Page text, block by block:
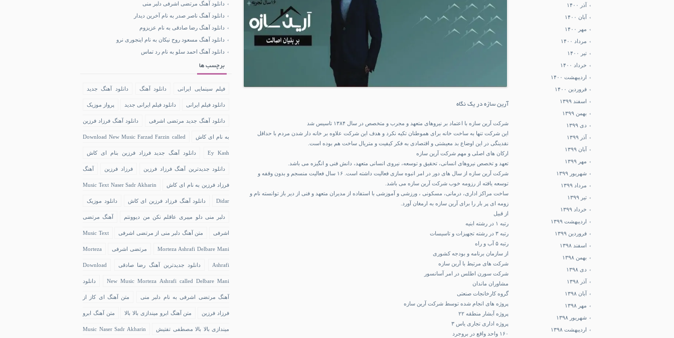
آرین سازه در یک نگاه
شرکت آرین سازه با اعتماد بر نیروهای متعهد و مجرب و متخصص در سال ۱۳۸۴ تاسیس شد
این شرکت تنها به ساخت خانه برای هموطنان تکیه نکرد و هدف این شرکت علاوه بر خانه دار شدن مردم با حداقل
نقدینگی در این اوضاع بد معیشتی و اقتصادی به فکر کیفیت و متریال ساخت هم بوده است.
ارکان های اصلی و مهم شرکت آرین سازه
تعهد و تخصص نیروهای انسانی، تحقیق و توسعه، نیروی انسانی متعهد، دانش فنی و انگیزه می باشد.
شرکت آرین سازه از سال های دور در امر انبوه سازی فعالیت داشته است. ۱۶ سال فعالیت منسجم و بدون وقفه و
توسعه یافته از رزومه خوب شرکت آرین سازه می باشد.
ساخت مراکز اداری، درمانی، مسکونی ، ورزشی و آموزشی با استفاده از مدیران متعهد و فنی از دیر باز توانسته نام و
زومه ای پر بار را برای آرین سازه به ارمغان آورد.
از قبیل
رتبه ۱ در رشته ابنیه
رتبه ۳ در رشته تجهیزات و تاسیسات
رتبه ۵ آب و راه
از سازمان برنامه و بودجه کشوری
شرکت های مرتبط با آرین سازه
شرکت سورن اطلس در امر آسانسور
مشاوران ماندان
گروه کارخانجات صنعتی
پروژه های انجام شده توسط شرکت آرین سازه
پروژه آبشار منطقه ۲۲
پروژه اداری تجاری یاس ۳
۱۶۰ واحد واقع در بروجرد
آذر ۱۴۰۰
آبان ۱۴۰۰
مهر ۱۴۰۰
مرداد ۱۴۰۰
تیر ۱۴۰۰
خرداد ۱۴۰۰
اردیبهشت ۱۴۰۰
فروردین ۱۴۰۰
اسفند ۱۳۹۹
بهمن ۱۳۹۹
دی ۱۳۹۹
آذر ۱۳۹۹
آبان ۱۳۹۹
مهر ۱۳۹۹
شهریور ۱۳۹۹
مرداد ۱۳۹۹
تیر ۱۳۹۹
خرداد ۱۳۹۹
اردیبهشت ۱۳۹۹
فروردین ۱۳۹۹
اسفند ۱۳۹۸
بهمن ۱۳۹۸
دی ۱۳۹۸
آذر ۱۳۹۸
آبان ۱۳۹۸
مهر ۱۳۹۸
شهریور ۱۳۹۸
اردیبهشت ۱۳۹۸
دانلود آهنگ مرتضی اشرفی دلبر منی
دانلود آهنگ ناصر صدر به نام آخرین دیدار
دانلود آهنگ رضا صادقی به نام عزیزوم
دانلود آهنگ مسعود روح نیکان به نام اینجوری نرو
دانلود آهنگ احمد سلو به نام رد تماس
برچسب ها
فیلم سینمایی ایرانی دانلود آهنگ دانلود آهنگ جدید
دانلود فیلم ایرانی دانلود فیلم ایرانی جدید پرواز موزیک
دانلود آهنگ جدید مرتضی اشرفی دانلود آهنگ فرزاد فرزین
به نام ای کاش Download New Music Farzad Farzin called
Ey Kash دانلود آهنگ جدید فرزاد فرزین بنام ای کاش
دانلود جدیدترین آهنگ فرزاد فرزین فرزاد فرزین آهنگ
فرزاد فرزین به نام ای کاش Music Text Naser Sadr Akharin
Didar دانلود آهنگ فرزاد فرزین ای کاش دانلود موزیک
دلبر منی دلو میبری عاقلم نکن من دیوونتم آهنگ مرتضی
اشرفی متن آهنگ دلبر منی از مرتضی اشرفی Music Text
Morteza Ashrafi Delbare Mani مرتضی اشرفی Morteza
Ashrafi دانلود جدیدترین آهنگ رضا صادقی Download
New Music Morteza Ashrafi called Delbare Mani دانلود
آهنگ مرتضی اشرفی به نام دلبر منی متن آهنگ ای کاز از
فرزاد فرزین متن آهنگ ابرو میندازی بالا بالا متن آهنگ ابرو
میندازی بالا بالا مصطفی تفتیش Music Naser Sadr Akharin